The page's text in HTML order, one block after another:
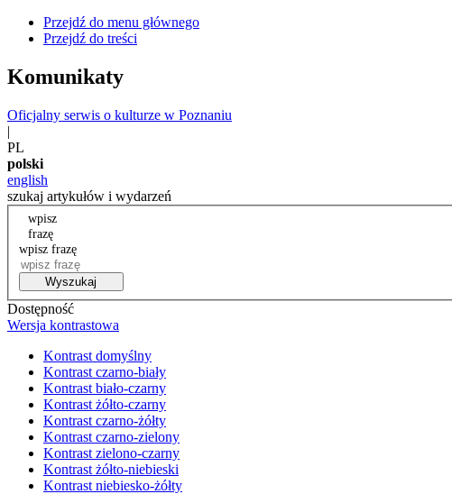
Przejdź do menu głównego
Przejdź do treści
Komunikaty
Oficjalny serwis o kulturze w Poznaniu
|
PL
polski
english
szukaj artykułów i wydarzeń
wpisz
frazę
wpisz frazę
Wyszukaj
Dostępność
Wersja kontrastowa
Kontrast domyślny
Kontrast czarno-biały
Kontrast biało-czarny
Kontrast żółto-czarny
Kontrast czarno-żółty
Kontrast czarno-zielony
Kontrast zielono-czarny
Kontrast żółto-niebieski
Kontrast niebiesko-żółty